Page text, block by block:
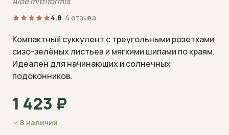
Визуализация · фото пришлём перед отправкой
4.8· 4 отзыва
Компактный суккулент с треугольными розетками
сизо-зелёных листьев и мягкими шипами по краям.
Идеален для начинающих и солнечных
подоконников.
1 423 ₽
В наличии